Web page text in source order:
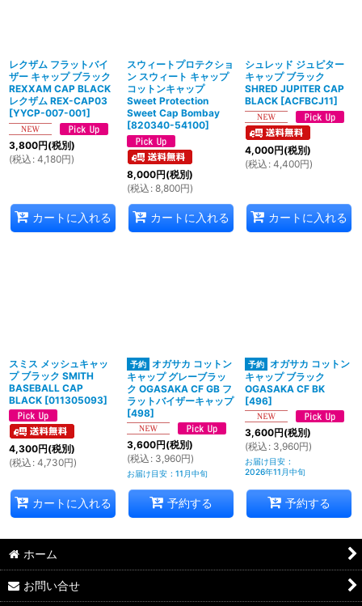
レクザム フラットバイ
ザー キャップ ブラック
REXXAM CAP BLACK
レクザム REX-CAP03
[YYCP-007-001]
3,800円(税別)
(税込 : 4,180円)
カートに入れる
スウィートプロテクショ
ン スウィート キャップ
コットンキャップ
Sweet Protection
Sweet Cap Bombay
[820340-54100]
8,000円(税別)
(税込 : 8,800円)
カートに入れる
シュレッド ジュピター
キャップ ブラック
SHRED JUPITER CAP
BLACK [ACFBCJ11]
4,000円(税別)
(税込 : 4,400円)
カートに入れる
スミス メッシュキャッ
プ ブラック SMITH
BASEBALL CAP
BLACK [011305093]
4,300円(税別)
(税込 : 4,730円)
カートに入れる
オガサカ コットン
キャップ グレーブラッ
ク OGASAKA CF GB フ
ラットバイザーキャップ
[498]
3,600円(税別)
(税込 : 3,960円)
お届け目安 : 11月中旬
予約する
オガサカ コットン
キャップ ブラック
OGASAKA CF BK
[496]
3,600円(税別)
(税込 : 3,960円)
お届け目安 :
2026年11月中旬
予約する
ホーム
お問い合せ